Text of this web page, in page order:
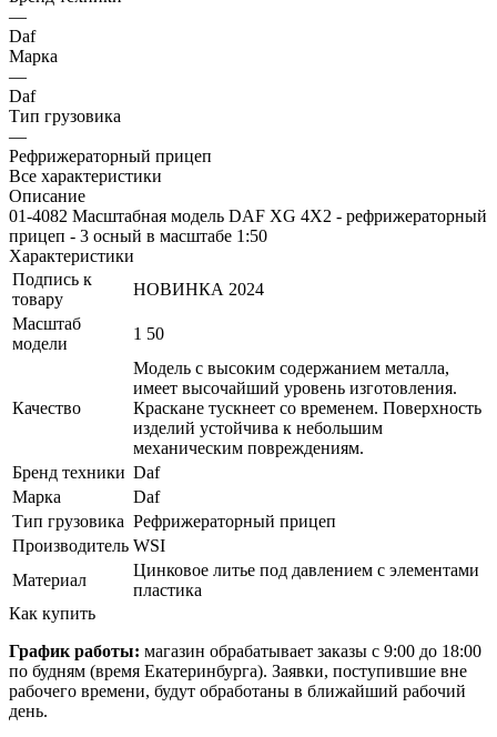
—
Daf
Марка
—
Daf
Тип грузовика
—
Рефрижераторный прицеп
Все характеристики
Описание
01-4082 Масштабная модель DAF XG 4X2 - рефрижераторный
прицеп - 3 осный в масштабе 1:50
Характеристики
Подпись к
товару
НОВИНКА 2024
Масштаб
модели
1 50
Качество
Модель с высоким содержанием металла,
имеет высочайший уровень изготовления.
Краскане тускнеет со временем. Поверхность
изделий устойчива к небольшим
механическим повреждениям.
Бренд техники Daf
Марка
Daf
Тип грузовика Рефрижераторный прицеп
Производитель WSI
Материал
Цинковое литье под давлением с элементами
пластика
Как купить
График работы: магазин обрабатывает заказы с 9:00 до 18:00
по будням (время Екатеринбурга). Заявки, поступившие вне
рабочего времени, будут обработаны в ближайший рабочий
день.